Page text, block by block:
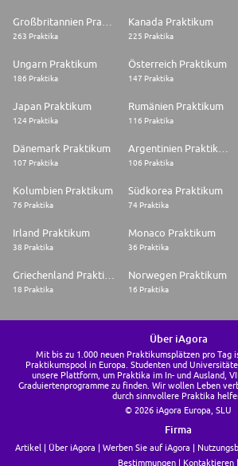
263 Praktika
Kanada Praktikum
225 Praktika
Ungarn Praktikum
186 Praktika
Österreich Praktikum
147 Praktika
Japan Praktikum
124 Praktika
Rumänien Praktikum
116 Praktika
Dänemark Praktikum
107 Praktika 106 Praktika
Kolumbien Praktikum
76 Praktika
Südkorea Praktikum
74 Praktika
Irland Praktikum
38 Praktika
Monaco Praktikum
36 Praktika
18 Praktika
Norwegen Praktikum
16 Praktika
Über iAgora
Mit bis zu 1.000 neuen Praktikumsplätzen pro Tag
Praktikumspool in Europa. Studenten und
unsere Plattform, um Praktika im In- und Ausland,
Graduiertenprogramme zu finden. Wir wollen Leben
durch sinnvollere Praktika
© 2026 iAgora Europa, SLU
Firma
Artikel Über iAgora Werben Sie auf iAgora
Bestimmungen
Kontaktieren